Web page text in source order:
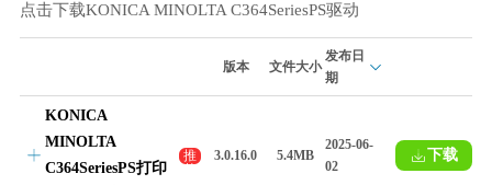
点击下载KONICA MINOLTA C364SeriesPS驱动
版本 文件大小
发布日
期
KONICA
MINOLTA
C364SeriesPS打印
推
荐
3.0.16.0 5.4MB
2025-06-
02
下载